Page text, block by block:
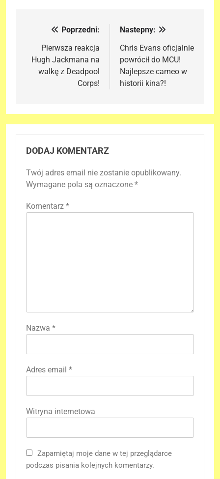
Nawigacja
wpisu
Poprzedni:
Pierwsza reakcja
Hugh Jackmana na
walkę z Deadpool
Corps!
Nastepny:
Chris Evans oficjalnie
powrócił do MCU!
Najlepsze cameo w
historii kina?!
DODAJ KOMENTARZ
Twój adres email nie zostanie opublikowany.
Wymagane pola są oznaczone *
Komentarz *
Nazwa *
Adres email *
Witryna internetowa
Zapamiętaj moje dane w tej przeglądarce
podczas pisania kolejnych komentarzy.